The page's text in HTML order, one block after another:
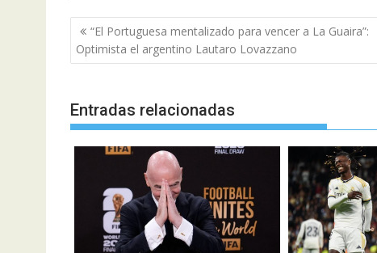
Navegación
de
entradas
“El Portuguesa mentalizado para vencer a La Guaira”:
Optimista el argentino Lautaro Lovazzano
Entradas relacionadas